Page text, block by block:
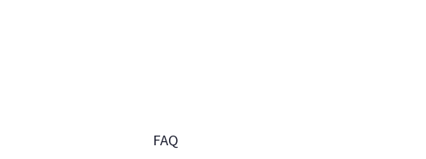
FAQ